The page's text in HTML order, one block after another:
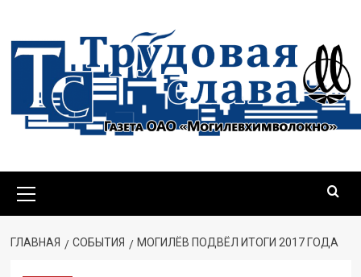
содержимому
меню
ГЛАВНАЯ СОБЫТИЯ МОГИЛЁВ ПОДВЁЛ ИТОГИ 2017 ГОДА